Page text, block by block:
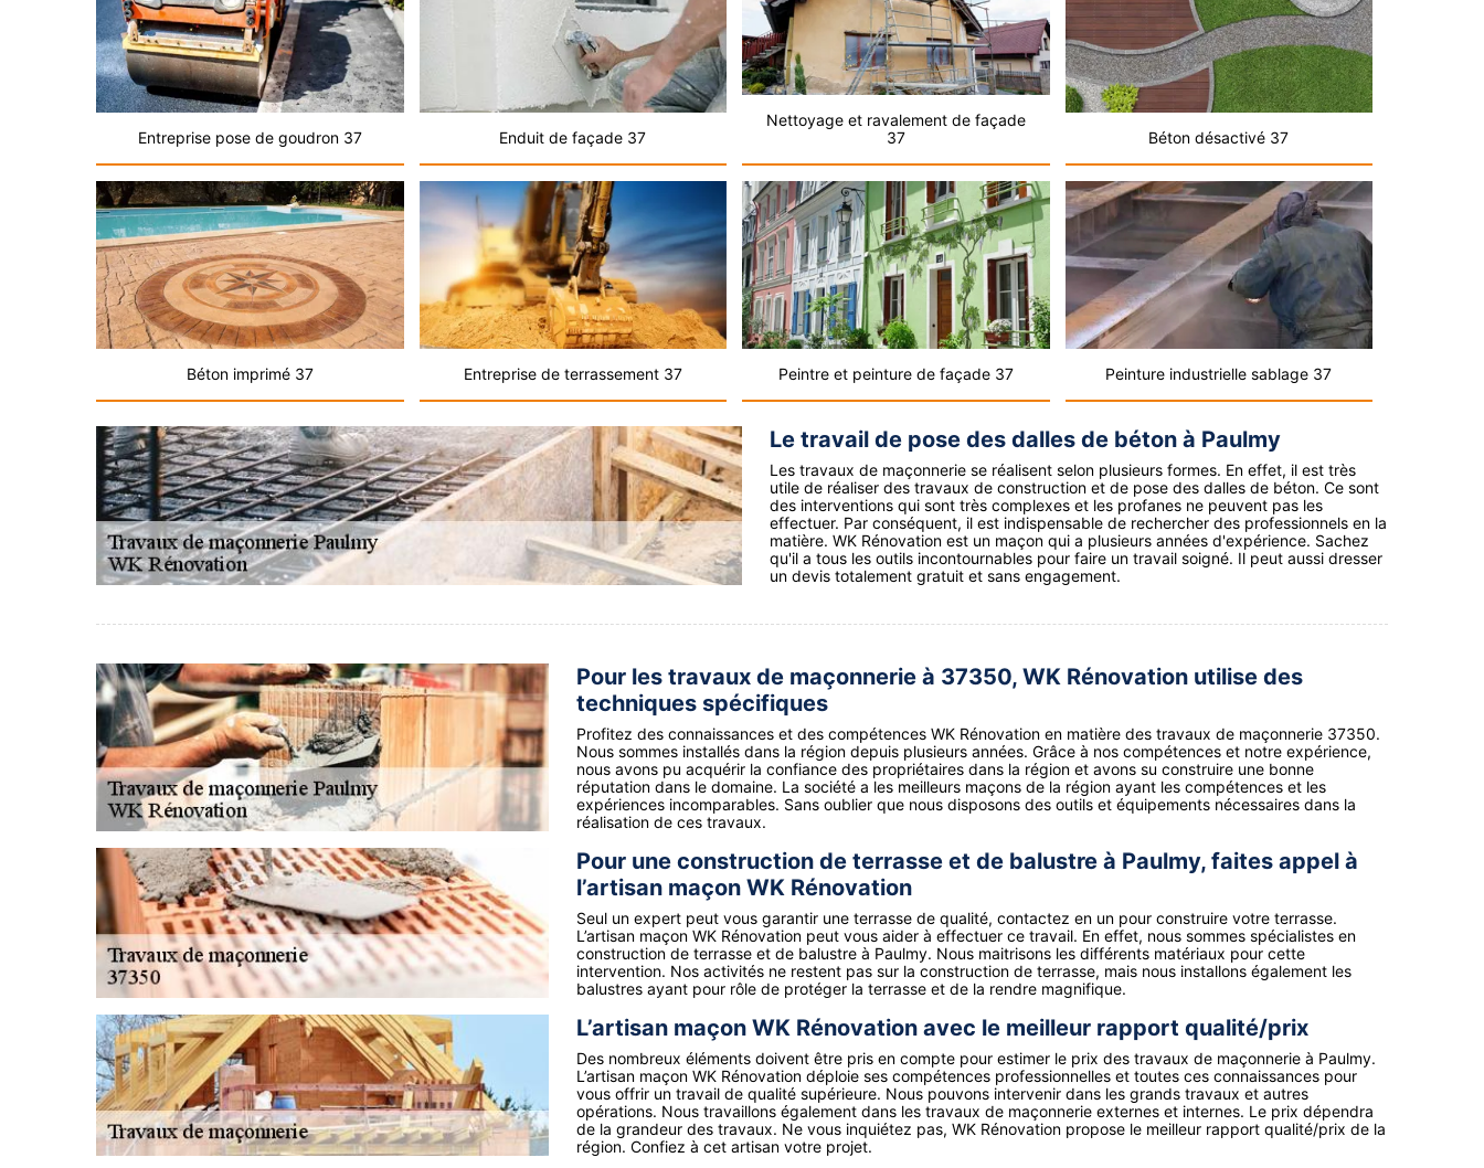
Entreprise pose de goudron 37 Enduit de façade 37
Nettoyage et ravalement de façade
37
Béton désactivé 37
Béton imprimé 37 Entreprise de terrassement 37 Peintre et peinture de façade 37 Peinture industrielle sablage 37
Le travail de pose des dalles de béton à Paulmy
Les travaux de maçonnerie se réalisent selon plusieurs formes. En effet, il est très
utile de réaliser des travaux de construction et de pose des dalles de béton. Ce sont
des interventions qui sont très complexes et les profanes ne peuvent pas les
effectuer. Par conséquent, il est indispensable de rechercher des professionnels en la
matière. WK Rénovation est un maçon qui a plusieurs années d'expérience. Sachez
qu'il a tous les outils incontournables pour faire un travail soigné. Il peut aussi dresser
un devis totalement gratuit et sans engagement.
Pour les travaux de maçonnerie à 37350, WK Rénovation utilise des
techniques spécifiques
Profitez des connaissances et des compétences WK Rénovation en matière des travaux de maçonnerie 37350.
Nous sommes installés dans la région depuis plusieurs années. Grâce à nos compétences et notre expérience,
nous avons pu acquérir la confiance des propriétaires dans la région et avons su construire une bonne
réputation dans le domaine. La société a les meilleurs maçons de la région ayant les compétences et les
expériences incomparables. Sans oublier que nous disposons des outils et équipements nécessaires dans la
réalisation de ces travaux.
Pour une construction de terrasse et de balustre à Paulmy, faites appel à
l’artisan maçon WK Rénovation
Seul un expert peut vous garantir une terrasse de qualité, contactez en un pour construire votre terrasse.
L’artisan maçon WK Rénovation peut vous aider à effectuer ce travail. En effet, nous sommes spécialistes en
construction de terrasse et de balustre à Paulmy. Nous maitrisons les différents matériaux pour cette
intervention. Nos activités ne restent pas sur la construction de terrasse, mais nous installons également les
balustres ayant pour rôle de protéger la terrasse et de la rendre magnifique.
L’artisan maçon WK Rénovation avec le meilleur rapport qualité/prix
Des nombreux éléments doivent être pris en compte pour estimer le prix des travaux de maçonnerie à Paulmy.
L’artisan maçon WK Rénovation déploie ses compétences professionnelles et toutes ces connaissances pour
vous offrir un travail de qualité supérieure. Nous pouvons intervenir dans les grands travaux et autres
opérations. Nous travaillons également dans les travaux de maçonnerie externes et internes. Le prix dépendra
de la grandeur des travaux. Ne vous inquiétez pas, WK Rénovation propose le meilleur rapport qualité/prix de la
région. Confiez à cet artisan votre projet.